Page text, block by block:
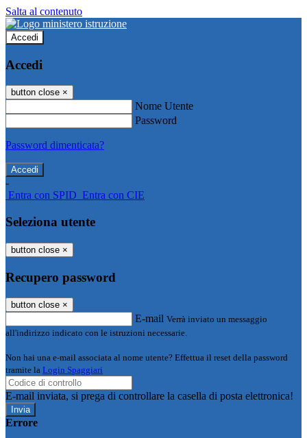
Salta al contenuto
Accedi
Accedi
button close ×
Nome Utente
Password
Password dimenticata?
-
Entra con SPID Entra con CIE
Seleziona utente
button close ×
Recupero password
button close ×
E-mail Verrà inviato un messaggio
all'indirizzo indicato con le istruzioni necessarie.
Non hai una e-mail associata al nome utente? Effettua il reset della password
tramite la Login Spaggiari
E-mail inviata, si prega di controllare la casella di posta elettronica!
Errore